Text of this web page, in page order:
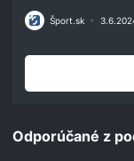
secondsŠport.sk •
Odporúčané z